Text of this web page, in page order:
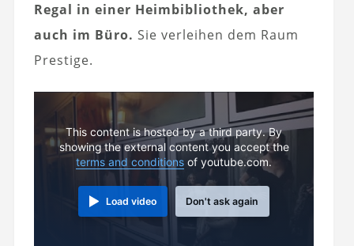
Regal in einer Heimbibliothek, aber
auch im Büro. Sie verleihen dem Raum
Prestige.
This content is hosted by a third party. By
showing the external content you accept the
terms and conditions of youtube.com.
Load video Don't ask again